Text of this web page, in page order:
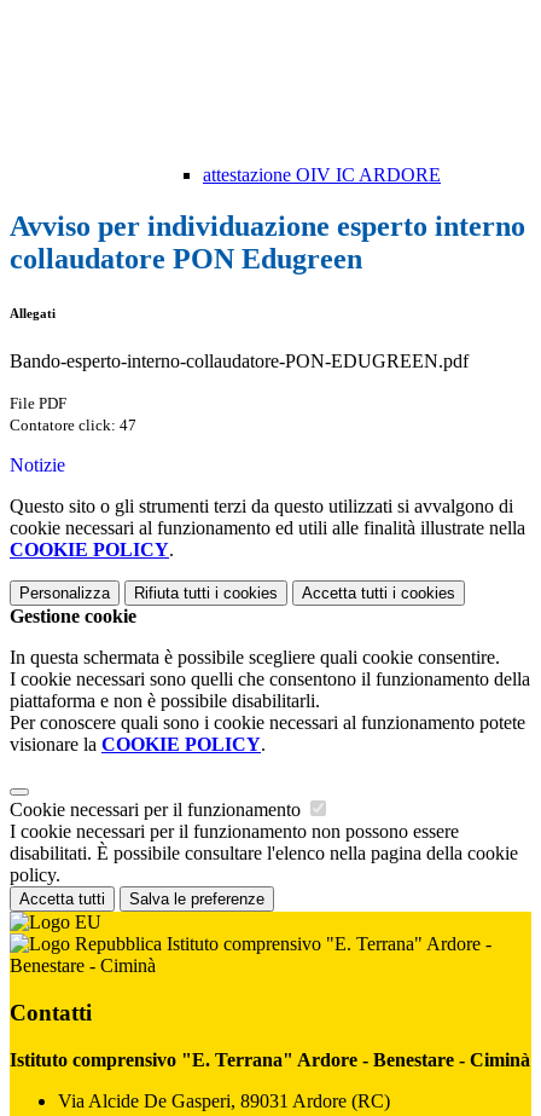
attestazione OIV IC ARDORE
Avviso per individuazione esperto interno
collaudatore PON Edugreen
Allegati
Bando-esperto-interno-collaudatore-PON-EDUGREEN.pdf
File PDF
Contatore click: 47
Notizie
Questo sito o gli strumenti terzi da questo utilizzati si avvalgono di
cookie necessari al funzionamento ed utili alle finalità illustrate nella
COOKIE POLICY.
Personalizza Rifiuta tutti i cookies Accetta tutti i cookies
Gestione cookie
In questa schermata è possibile scegliere quali cookie consentire.
I cookie necessari sono quelli che consentono il funzionamento della
piattaforma e non è possibile disabilitarli.
Per conoscere quali sono i cookie necessari al funzionamento potete
visionare la COOKIE POLICY.
Cookie necessari per il funzionamento
I cookie necessari per il funzionamento non possono essere
disabilitati. È possibile consultare l'elenco nella pagina della cookie
policy.
Accetta tutti Salva le preferenze
Istituto comprensivo "E. Terrana" Ardore -
Benestare - Ciminà
Contatti
Istituto comprensivo "E. Terrana" Ardore - Benestare - Ciminà
Via Alcide De Gasperi, 89031 Ardore (RC)